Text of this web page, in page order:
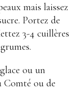
mais laissez
Portez de
3-4 cuillères
ou un
Comté ou de